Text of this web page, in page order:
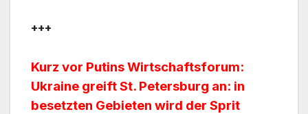
+++
Kurz vor Putins Wirtschaftsforum:
Ukraine greift St. Petersburg an: in
besetzten Gebieten wird der Sprit